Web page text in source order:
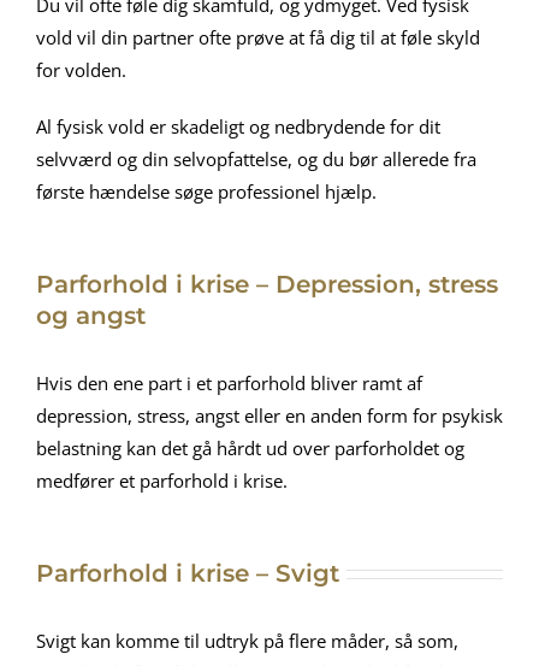
Du vil ofte føle dig skamfuld, og ydmyget. Ved fysisk
vold vil din partner ofte prøve at få dig til at føle skyld
for volden.
Al fysisk vold er skadeligt og nedbrydende for dit
selvværd og din selvopfattelse, og du bør allerede fra
første hændelse søge professionel hjælp.
Parforhold i krise – Depression, stress
og angst
Hvis den ene part i et parforhold bliver ramt af
depression, stress, angst eller en anden form for psykisk
belastning kan det gå hårdt ud over parforholdet og
medfører et parforhold i krise.
Parforhold i krise – Svigt
Svigt kan komme til udtryk på flere måder, så som,